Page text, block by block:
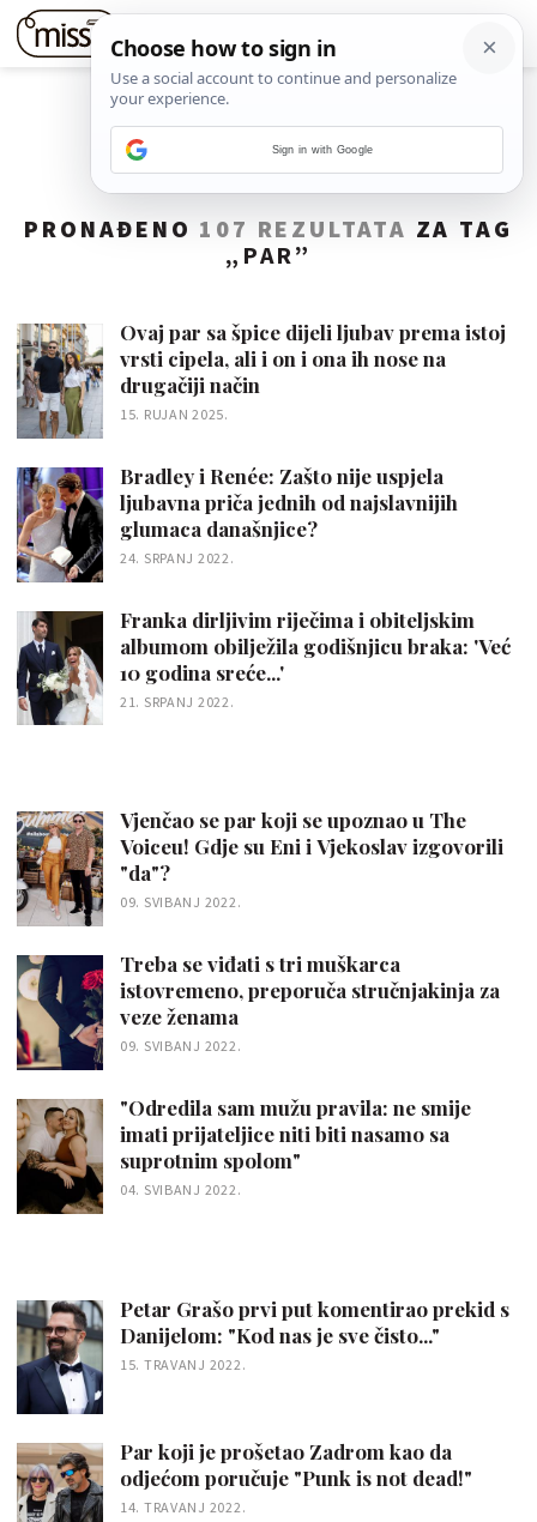
PRONAĐENO 107 REZULTATA ZA TAG
„ PAR”
Ovaj par sa špice dijeli ljubav prema istoj
vrsti cipela, ali i on i ona ih nose na
drugačiji način
15. RUJAN 2025.
Bradley i Renée: Zašto nije uspjela
ljubavna priča jednih od najslavnijih
glumaca današnjice?
24. SRPANJ 2022.
Franka dirljivim riječima i obiteljskim
albumom obilježila godišnjicu braka: 'Već
10 godina sreće...'
21. SRPANJ 2022.
Vjenčao se par koji se upoznao u The
Voiceu! Gdje su Eni i Vjekoslav izgovorili
"da"?
09. SVIBANJ 2022.
Treba se viđati s tri muškarca
istovremeno, preporuča stručnjakinja za
veze ženama
09. SVIBANJ 2022.
"Odredila sam mužu pravila: ne smije
imati prijateljice niti biti nasamo sa
suprotnim spolom"
04. SVIBANJ 2022.
Petar Grašo prvi put komentirao prekid s
Danijelom: "Kod nas je sve čisto..."
15. TRAVANJ 2022.
Par koji je prošetao Zadrom kao da
odjećom poručuje "Punk is not dead!"
14. TRAVANJ 2022.
Sign in with Google